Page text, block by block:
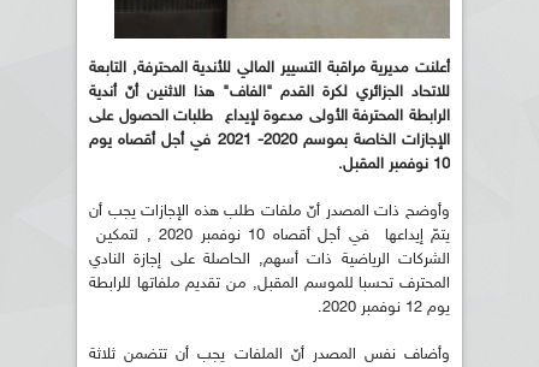
أعلنت مديرية مراقبة التسيير المالي للأندية المحترفة, التابعة
للاتحاد الجزائري لكرة القدم "الفاف" هذا الاثنين أنّ أندية
الرابطة المحترفة الأولى مدعوة لإيداع طلبات الحصول على
الإجازات الخاصة بموسم 2020- 2021 في أجل أقصاه يوم
10 نوفمبر المقبل.
وأوضح ذات المصدر أنّ ملفات طلب هذه الإجازات يجب أن
يتمّ إيداعها في أجل أقصاه 10 نوفمبر 2020 , لتمكين
الشركات الرياضية ذات أسهم, الحاصلة على إجازة النادي
المحترف تحسبا للموسم المقبل, من تقديم ملفاتها للرابطة
يوم 12 نوفمبر 2020.
وأضاف نفس المصدر أنّ الملفات يجب أن تتضمن ثلاثة